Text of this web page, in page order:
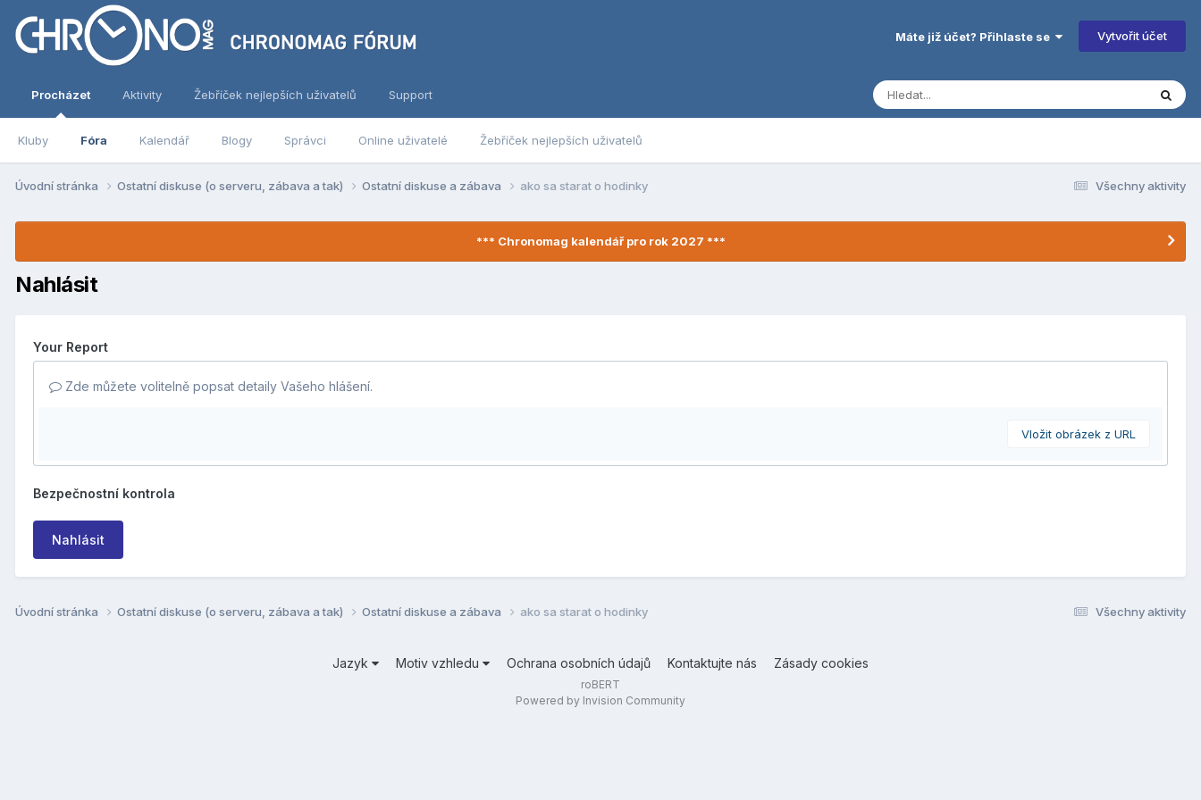
Máte již účet? Přihlaste se Vytvořit účet
Procházet
Kluby Fóra Kalendář Blogy Správci Online uživatelé Žebříček nejlepších uživatelů
Aktivity Žebříček nejlepších uživatelů Support
Všechny aktivity
Úvodní stránka Ostatní diskuse (o serveru, zábava a tak) Ostatní diskuse a zábava ako sa starat o hodinky
*** Chronomag kalendář pro rok 2027 ***
Nahlásit
Your Report
Zde můžete volitelně popsat detaily Vašeho hlášení.
Vložit obrázek z URL
Bezpečnostní kontrola
Nahlásit
Všechny aktivity
Úvodní stránka Ostatní diskuse (o serveru, zábava a tak) Ostatní diskuse a zábava ako sa starat o hodinky
Jazyk Motiv vzhledu Ochrana osobních údajů Kontaktujte nás Zásady cookies
roBERT
Powered by Invision Community